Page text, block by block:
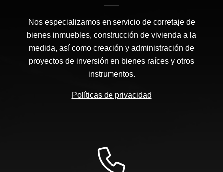
Nos especializamos en servicio de corretaje de
bienes inmuebles, construcción de vivienda a la
medida, así como creación y administración de
proyectos de inversión en bienes raíces y otros
instrumentos.
Políticas de privacidad